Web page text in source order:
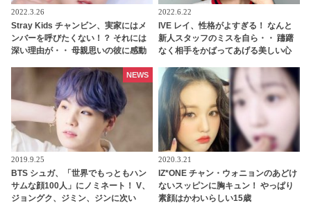
2022.3.26
Stray Kids チャンビン、実家にはメ
ンバーを呼びたくない！？ それには
深い理由が・・ 母親思いの彼に感動
2022.6.22
IVE レイ、性格がよすぎる！ なんと
新人スタッフのミスを自ら・・ 躊躇
なく相手をかばってあげる美しい心
2019.9.25
BTS シュガ、「世界でもっともハン
サムな顔100人」にノミネート！ V、
ジョングク、ジミン、ジンに次い
NEWS
2020.3.21
IZ*ONE チャン・ウォニョンのあどけ
ないスッピンに胸キュン！ やっぱり
素顔はかわいらしい15歳